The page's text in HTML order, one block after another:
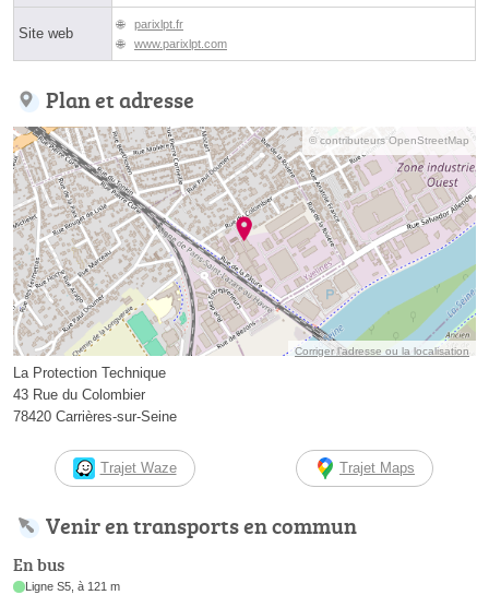
Site web
parixlpt.fr
www.parixlpt.com
Plan et adresse
© contributeurs OpenStreetMap
Corriger l’adresse ou la localisation
La Protection Technique
43 Rue du Colombier
78420 Carrières-sur-Seine
Trajet Waze Trajet Maps
Venir en transports en commun
En bus
Ligne S5, à 121 m